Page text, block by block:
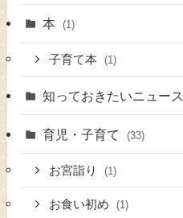
本 (1)
子育て本 (1)
知っておきたいニュース
育児・子育て (33)
お宮詣り (1)
お食い初め (1)